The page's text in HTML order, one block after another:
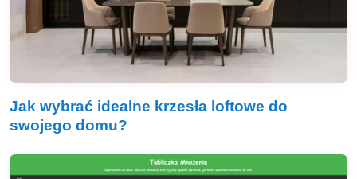
Jak wybrać idealne krzesła loftowe do
swojego domu?